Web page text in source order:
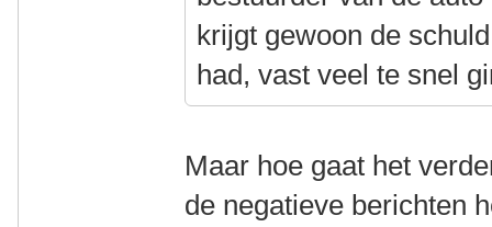
krijgt gewoon de
had, vast veel te snel
Maar hoe gaat het
de negatieve berichten